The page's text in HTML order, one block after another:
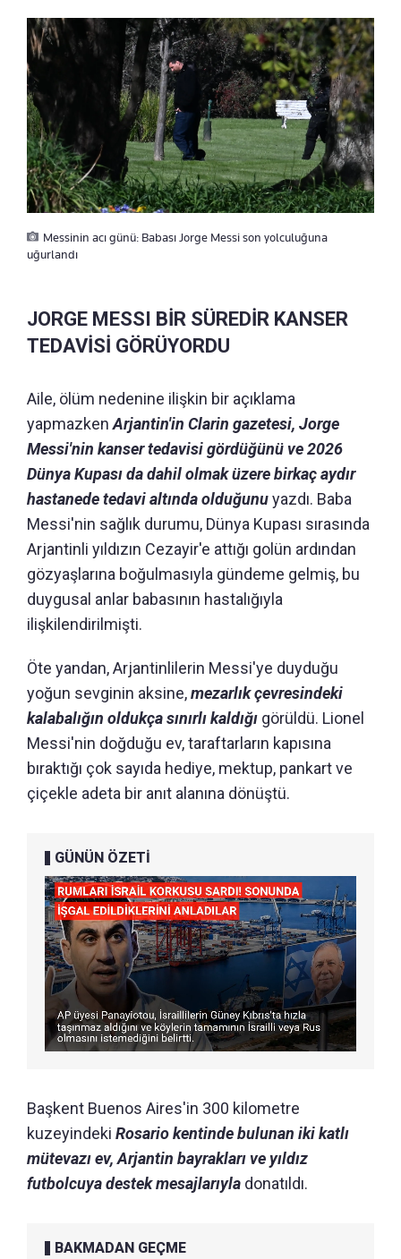
Messinin acı günü: Babası Jorge Messi son yolculuğuna
uğurlandı
JORGE MESSI BİR SÜREDİR KANSER
TEDAVİSİ GÖRÜYORDU
Aile, ölüm nedenine ilişkin bir açıklama
yapmazkenArjantin'in Clarin gazetesi, Jorge
Messi'nin kanser tedavisi gördüğünü ve 2026
Dünya Kupası da dahil olmak üzere birkaç aydır
hastanede tedavi altında olduğunuyazdı. Baba
Messi'nin sağlık durumu, Dünya Kupası sırasında
Arjantinli yıldızın Cezayir'e attığı golün ardından
gözyaşlarına boğulmasıyla gündeme gelmiş, bu
duygusal anlar babasının hastalığıyla
ilişkilendirilmişti.
Öte yandan, Arjantinlilerin Messi'ye duyduğu
yoğun sevginin aksine,mezarlık çevresindeki
kalabalığın oldukça sınırlı kaldığı görüldü. Lionel
Messi'nin doğduğu ev, taraftarların kapısına
bıraktığı çok sayıda hediye, mektup, pankart ve
çiçekle adeta bir anıt alanına dönüştü.
GÜNÜN ÖZETİ
Başkent Buenos Aires'in 300 kilometre
kuzeyindeki Rosario kentinde bulunan iki katlı
mütevazı ev, Arjantin bayrakları ve yıldız
futbolcuya destek mesajlarıyla donatıldı.
BAKMADAN GEÇME